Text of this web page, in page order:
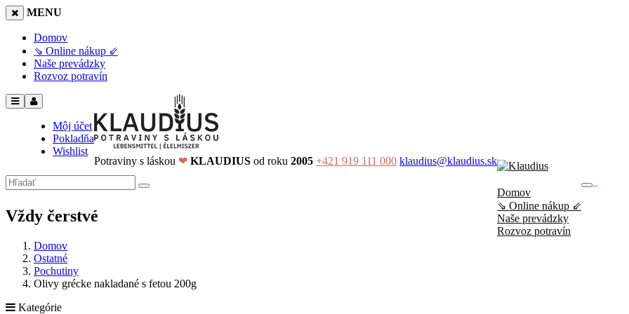
MENU
Domov
⇘ Online nákup ⇙
Naše prevádzky
Rozvoz potravín
Môj účet
Pokladňa
Wishlist
Potraviny s láskou ❤ KLAUDIUS od roku 2005 +421 919 111 000 klaudius@klaudius.sk
Domov
⇘ Online nákup ⇙
Naše prevádzky
Rozvoz potravín
Vždy čerstvé
Domov
Ostatné
Pochutiny
Olivy grécke nakladané s fetou 200g
Kategórie